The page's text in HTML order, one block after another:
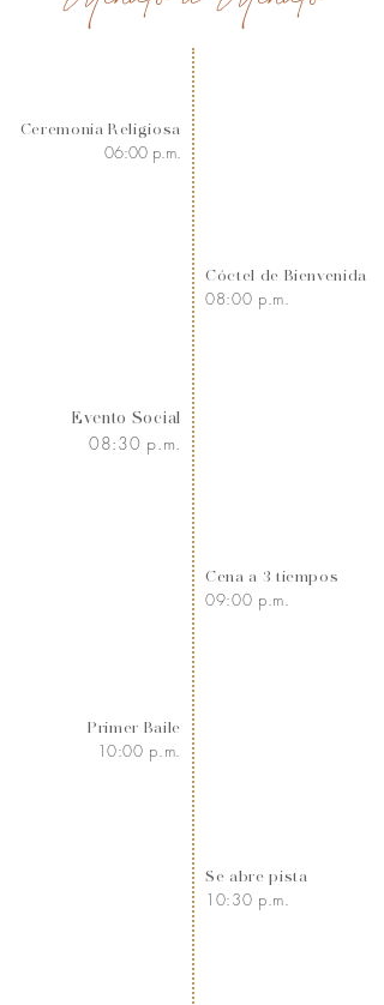
Ceremonia Religiosa
06:00 p.m.
Cóctel de Bienvenida
08:00 p.m.
Evento Social
08:30 p.m.
Cena a 3 tiempos
09:00 p.m.
Primer Baile
10:00 p.m.
Se abre pista
10:30 p.m.